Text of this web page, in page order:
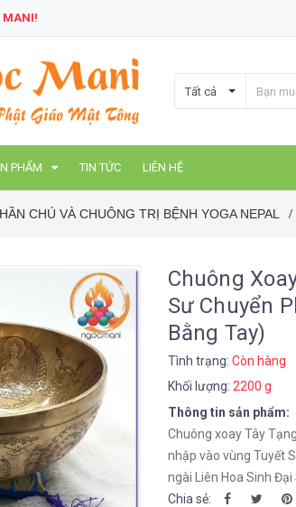
MANI!
Tất cả
PHẨM TIN TỨC LIÊN HỆ
CHÚ VÀ CHUÔNG TRỊ BỆNH YOGA NEPAL /
Chuông
Sư Chuyển
Bằng Tay)
Tình trạng: Còn hàng
Khối lượng: 2200 g
Thông tin sản phẩm:
Chuông xoay Tây
nhập vào vùng Tuyết
ngài Liên Hoa Sinh Đại
Chia sẻ: